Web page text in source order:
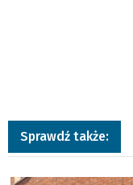
Sprawdź także:
a